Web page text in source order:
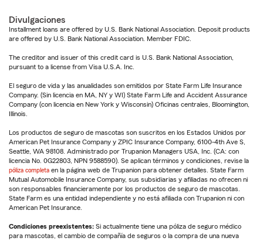
Divulgaciones
Installment loans are offered by U.S. Bank National Association. Deposit products
are offered by U.S. Bank National Association. Member FDIC.
The creditor and issuer of this credit card is U.S. Bank National Association,
pursuant to a license from Visa U.S.A. Inc.
El seguro de vida y las anualidades son emitidos por State Farm Life Insurance
Company. (Sin licencia en MA, NY y WI) State Farm Life and Accident Assurance
Company (con licencia en New York y Wisconsin) Oficinas centrales, Bloomington,
Illinois.
Los productos de seguro de mascotas son suscritos en los Estados Unidos por
American Pet Insurance Company y ZPIC Insurance Company, 6100-4th Ave S,
Seattle, WA 98108. Administrado por Trupanion Managers USA, Inc. (CA: con
licencia No. 0G22803, NPN 9588590). Se aplican términos y condiciones, revise la
póliza completa en la página web de Trupanion para obtener detalles. State Farm
Mutual Automobile Insurance Company, sus subsidiarias y afiliadas no ofrecen ni
son responsables financieramente por los productos de seguro de mascotas.
State Farm es una entidad independiente y no está afiliada con Trupanion ni con
American Pet Insurance.
Condiciones preexistentes: Si actualmente tiene una póliza de seguro médico
para mascotas, el cambio de compañía de seguros o la compra de una nueva